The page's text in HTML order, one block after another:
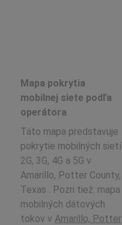
Mapa pokrytia
mobilnej siete podľa
operátora
Táto mapa predstavuje
pokrytie mobilných sietí
2G, 3G, 4G a 5G v
Amarillo, Potter County,
Texas . Pozri tiež: mapa
mobilných dátových
tokov v Amarillo, Potter